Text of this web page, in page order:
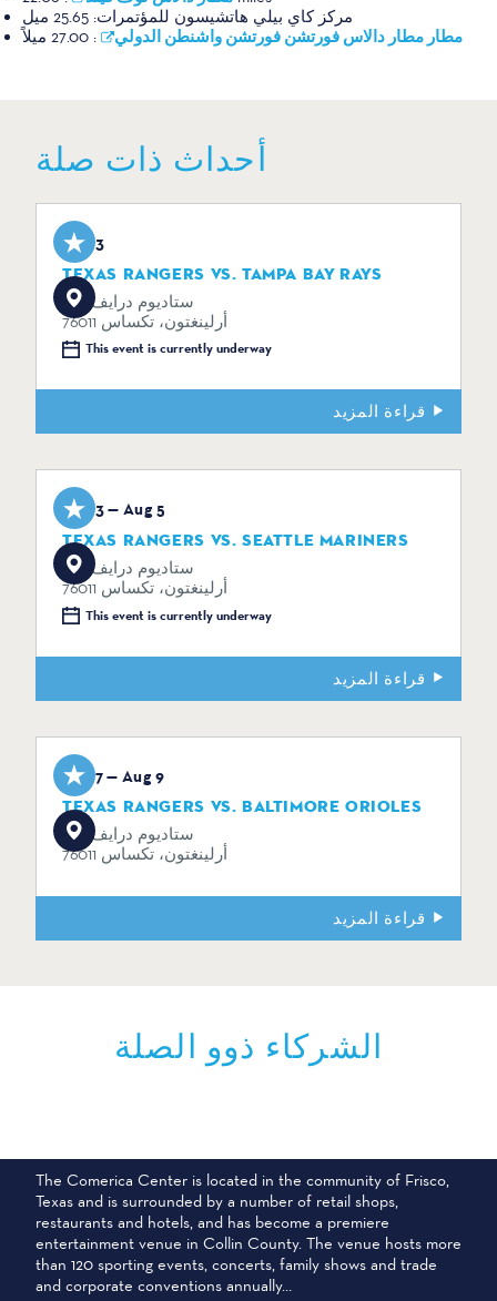
مركز كاي بيلي هاتشيسون للمؤتمرات: 25.65 ميل
مطار مطار دالاس فورتشن فورتشن واشنطن الدولي : 27.00 ميلاً
أحداث ذات صلة
Aug 3
TEXAS RANGERS VS. TAMPA BAY RAYS
734 ستاديوم درايف
أرلينغتون، تكساس 76011
This event is currently underway
قراءة المزيد
Aug 3 — Aug 5
TEXAS RANGERS VS. SEATTLE MARINERS
734 ستاديوم درايف
أرلينغتون، تكساس 76011
This event is currently underway
قراءة المزيد
Aug 7 — Aug 9
TEXAS RANGERS VS. BALTIMORE ORIOLES
734 ستاديوم درايف
أرلينغتون، تكساس 76011
قراءة المزيد
الشركاء ذوو الصلة
The Comerica Center is located in the community of Frisco,
Texas and is surrounded by a number of retail shops,
restaurants and hotels, and has become a premiere
entertainment venue in Collin County. The venue hosts more
than 120 sporting events, concerts, family shows and trade
and corporate conventions annually…